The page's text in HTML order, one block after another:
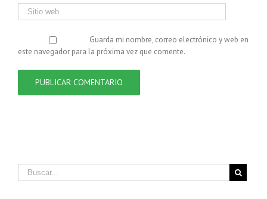
Guarda mi nombre, correo electrónico y web en
este navegador para la próxima vez que comente.